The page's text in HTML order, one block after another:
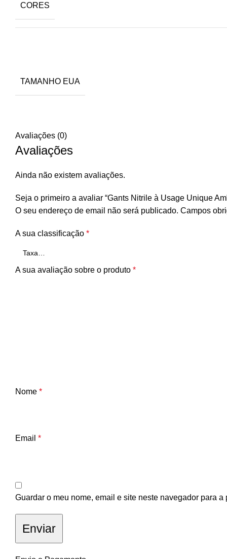
CORES
TAMANHO EUA
Avaliações (0)
Avaliações
Ainda não existem avaliações.
Seja o primeiro a avaliar “Gants Nitrile à Usage Unique
O seu endereço de email não será publicado. Campos
A sua classificação *
A sua avaliação sobre o produto *
Nome *
Email *
Guardar o meu nome, email e site neste navegador para a